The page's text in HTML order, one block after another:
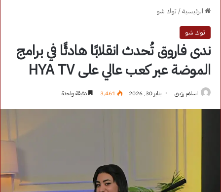
الرئيسية/ توك شو
توك شو
ندى فاروق تُحدث انقلابًا هادئًا في برامج
الموضة عبر كعب عالي على HYA TV
اسلام رزيق يناير 30, 2026 3٬461 دقيقة واحدة